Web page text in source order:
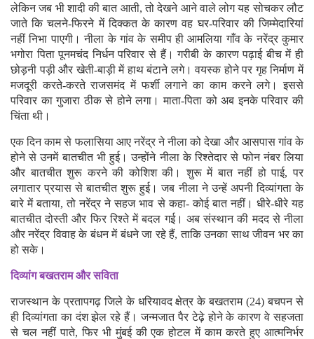
लेकिन जब भी शादी की बात आती, तो देखने आने वाले लोग यह सोचकर लौट
जाते कि चलने-फिरने में दिक्कत के कारण वह घर-परिवार की जिम्मेदारियां
नहीं निभा पाएगी। नीला के गांव के समीप ही आमलिया गाँव के नरेंद्र कुमार
भगोरा पिता पूनमचंद निर्धन परिवार से हैं। गरीबी के कारण पढ़ाई बीच में ही
छोड़नी पड़ी और खेती-बाड़ी में हाथ बंटाने लगे। वयस्क होने पर गृह निर्माण में
मजदूरी करते-करते राजसमंद में फर्शी लगाने का काम करने लगे। इससे
परिवार का गुजारा ठीक से होने लगा। माता-पिता को अब इनके परिवार की
चिंता थी।
एक दिन काम से फलासिया आए नरेंद्र ने नीला को देखा और आसपास गांव के
होने से उनमें बातचीत भी हुई। उन्होंने नीला के रिश्तेदार से फोन नंबर लिया
और बातचीत शुरू करने की कोशिश की। शुरू में बात नहीं हो पाई, पर
लगातार प्रयास से बातचीत शुरू हुई। जब नीला ने उन्हें अपनी दिव्यांगता के
बारे में बताया, तो नरेंद्र ने सहज भाव से कहा- कोई बात नहीं। धीरे-धीरे यह
बातचीत दोस्ती और फिर रिश्ते में बदल गई। अब संस्थान की मदद से नीला
और नरेंद्र विवाह के बंधन में बंधने जा रहे हैं, ताकि उनका साथ जीवन भर का
हो सके।
दिव्यांग बखतराम और सविता
राजस्थान के प्रतापगढ़ जिले के धरियावद क्षेत्र के बखतराम (24) बचपन से
ही दिव्यांगता का दंश झेल रहे हैं। जन्मजात पैर टेढ़े होने के कारण वे सहजता
से चल नहीं पाते, फिर भी मुंबई की एक होटल में काम करते हुए आत्मनिर्भर